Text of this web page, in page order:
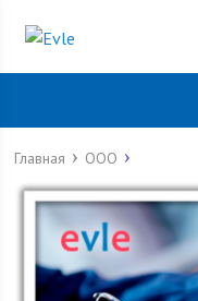
Главная ООО